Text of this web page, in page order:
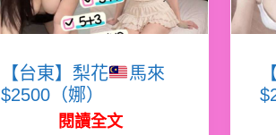
【台東】梨花
馬來
$2500（娜）
閱讀全文